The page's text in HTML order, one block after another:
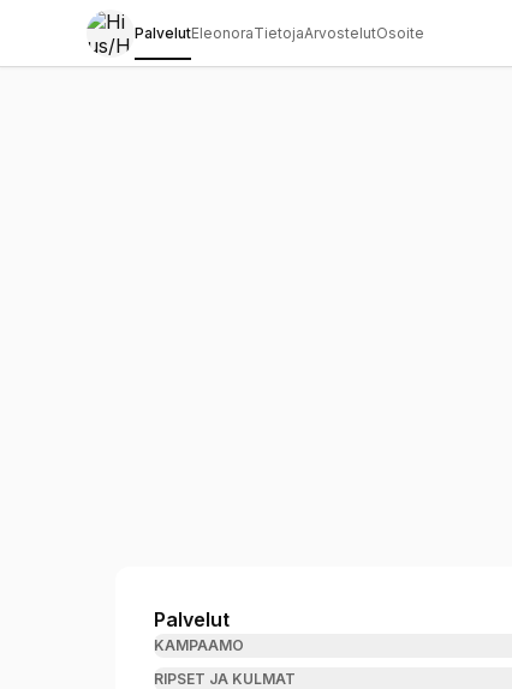
PalvelutEleonoraTietojaArvostelutOsoite
Hius/Hoitola Eleonora
Palvelut
KAMPAAMO
RIPSET JA KULMAT